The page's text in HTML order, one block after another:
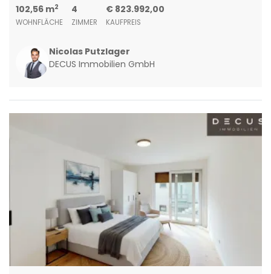
102,56 m2
WOHNFLÄCHE
4
ZIMMER
€ 823.992,00
KAUFPREIS
Nicolas Putzlager
DECUS Immobilien GmbH